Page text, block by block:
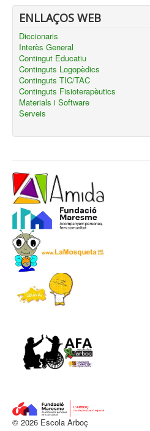
ENLLAÇOS WEB
Diccionaris
Interès General
Contingut Educatiu
Continguts Logopèdics
Continguts TIC/TAC
Continguts Fisioterapèutics
Materials i Software
Serveis
© 2026 Escola Arboç